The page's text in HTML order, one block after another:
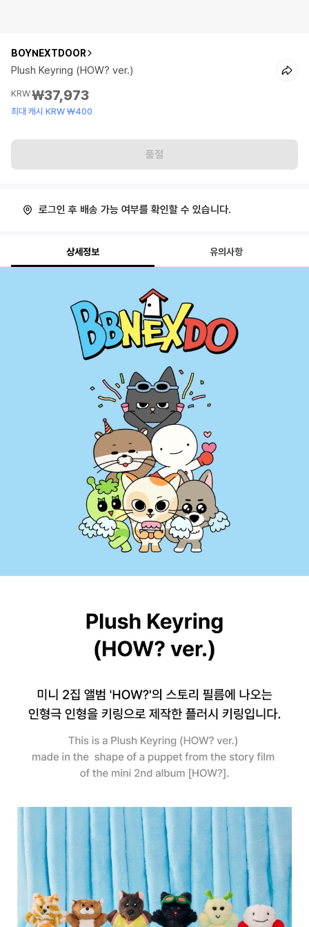
BOYNEXTDOOR
Plush Keyring (HOW? ver.)
KRW₩37,973
최대 캐시 KRW ₩400
품절
로그인 후 배송 가능 여부를 확인할 수 있습니다.
상세정보 유의사항